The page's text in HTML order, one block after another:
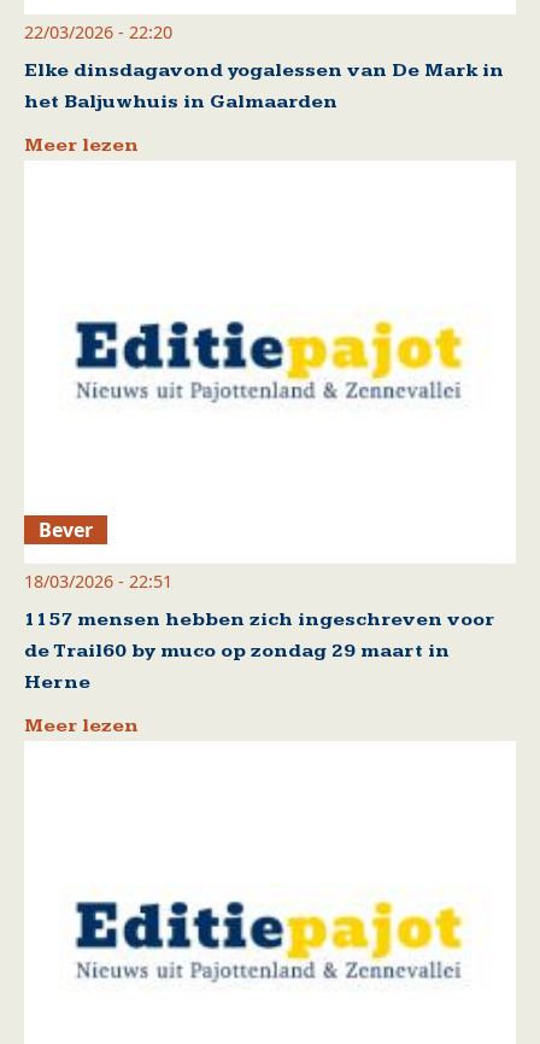
22/03/2026 - 22:20
Elke dinsdagavond yogalessen van De Mark in
het Baljuwhuis in Galmaarden
Meer lezen
Bever
18/03/2026 - 22:51
1157 mensen hebben zich ingeschreven voor
de Trail60 by muco op zondag 29 maart in
Herne
Meer lezen